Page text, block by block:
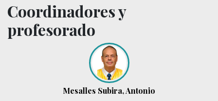
Coordinadores y
profesorado
Mesalles Subira, Antonio